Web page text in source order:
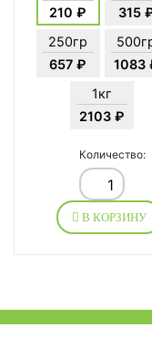
210 ₽
315
250гр
657 ₽
1083
1кг
2103 ₽
Количество:
В КОРЗИНУ